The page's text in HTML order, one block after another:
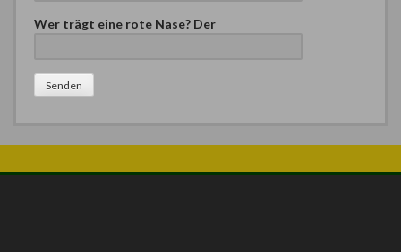
Bitte lasse dieses Feld leer.
Wer trägt eine rote Nase? Der